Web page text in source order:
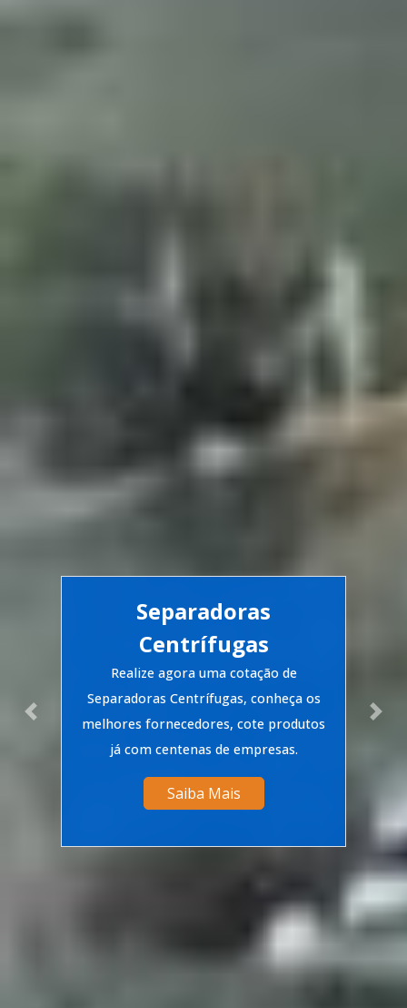
Separadoras
Centrífugas
Realize agora uma cotação de
Separadoras Centrífugas, conheça os
melhores fornecedores, cote produtos
já com centenas de empresas.
Saiba Mais
Previous Next